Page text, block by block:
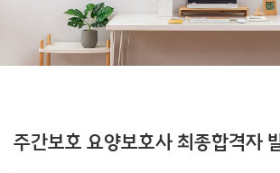
주간보호 요양보호사 최종합격자